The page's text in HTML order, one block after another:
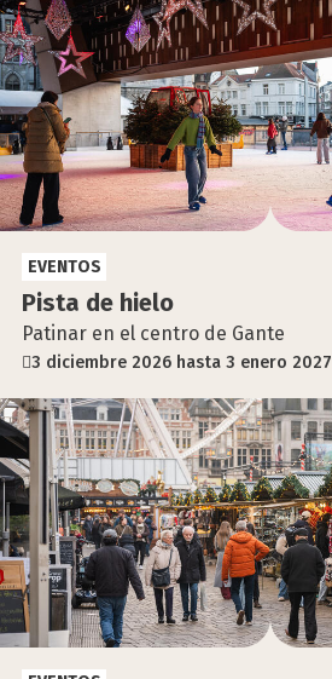
Pis­ta de hie­lo
Patinar en el centro de Gante
3 diciembre 2026 hasta 3 enero 2027
EVENTOS